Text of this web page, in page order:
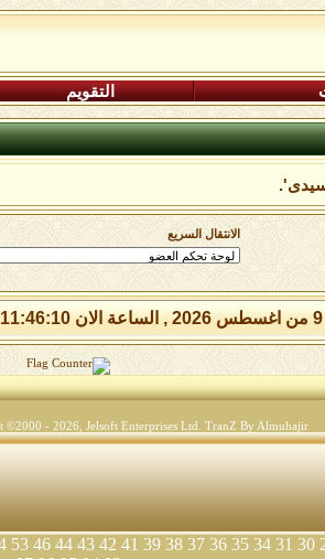
التقويم
الانتقال السريع
- 2026, Jelsoft Enterprises Ltd. TranZ By Almuhajir
30
31
34
35
36
37
38
39
41
42
43
44
46
53